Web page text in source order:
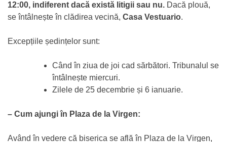
12:00, indiferent dacă există litigii sau nu. Dacă plouă,
se întâlnește în clădirea vecină, Casa Vestuario.
Excepțiile ședințelor sunt:
Când în ziua de joi cad sărbători. Tribunalul se
întâlnește miercuri.
Zilele de 25 decembrie și 6 ianuarie.
– Cum ajungi în Plaza de la Virgen:
Având în vedere că biserica se află în Plaza de la Virgen,